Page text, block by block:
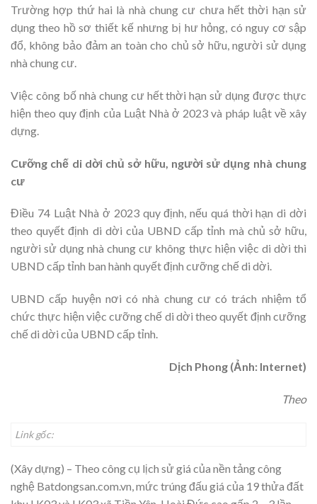
Trường hợp thứ hai là nhà chung cư chưa hết thời hạn sử
dụng theo hồ sơ thiết kế nhưng bị hư hỏng, có nguy cơ sập
đổ, không bảo đảm an toàn cho chủ sở hữu, người sử dụng
nhà chung cư.
Việc công bố nhà chung cư hết thời hạn sử dụng được thực
hiện theo quy định của Luật Nhà ở 2023 và pháp luật về xây
dựng.
Cưỡng chế di dời chủ sở hữu, người sử dụng nhà chung
cư
Điều 74 Luật Nhà ở 2023 quy định, nếu quá thời hạn di dời
theo quyết định di dời của UBND cấp tỉnh mà chủ sở hữu,
người sử dụng nhà chung cư không thực hiện việc di dời thì
UBND cấp tỉnh ban hành quyết định cưỡng chế di dời.
UBND cấp huyện nơi có nhà chung cư có trách nhiệm tổ
chức thực hiện việc cưỡng chế di dời theo quyết định cưỡng
chế di dời của UBND cấp tỉnh.
Dịch Phong (Ảnh: Internet)
Theo
Link gốc:
(Xây dựng) – Theo công cụ lịch sử giá của nền tảng công
nghệ Batdongsan.com.vn, mức trúng đấu giá của 19 thửa đất